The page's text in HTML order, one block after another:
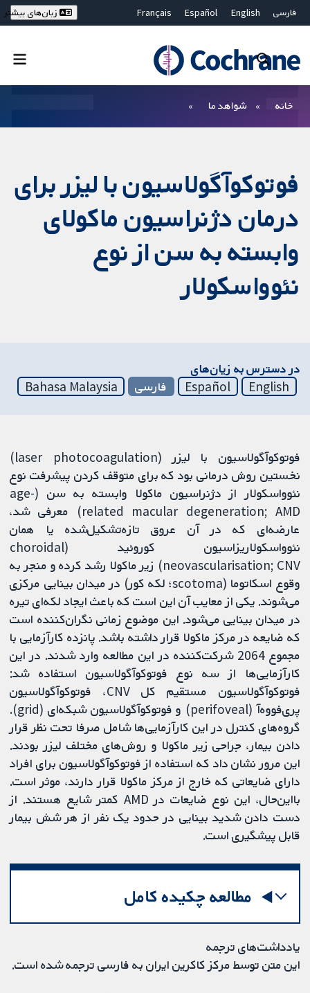
فارسی English
Español
Français
Bahasa Malaysia
ไทย
繁體中文
زبان‌های بیشتر
خانه شواهد ما
فوتوکوآگولاسیون با لیزر برای
درمان دژنراسیون ماکولای
وابسته به سن از نوع
نئوواسکولار
در دسترس به زیان‌های
English
Español فارسی Bahasa Malaysia
فوتوکوآگولاسیون با لیزر (laser photocoagulation)
نخستین روش درمانی بود که برای متوقف کردن پیشرفت نوع
نئوواسکولار از دژنراسیون ماکولا وابسته به سن (age-
related macular degeneration; AMD) معرفی شد،
عارضه‌ای که در آن عروق تازه‌تشکیل‌شده یا همان
نئوواسکولاریزاسیون کوروئید (choroidal
neovascularisation; CNV) زیر ماکولا رشد کرده و منجر به
وقوع اسکاتوما (scotoma؛ لکه کور) در میدان بینایی مرکزی
می‌شوند. یکی از معایب آن این است که باعث ایجاد لکه‌ای تیره
در میدان بینایی می‌شود. این موضوع زمانی نگران‌کننده است
که ضایعه در مرکز ماکولا قرار داشته باشد. پانزده کارآزمایی‌ با
مجموع 2064 شرکت‌کننده در این مطالعه وارد شدند. در این
کارآزمایی‌ها از سه نوع فوتوکوآگولاسیون استفاده شد:
فوتوکوآگولاسیون مستقیم کل CNV، فوتوکوآگولاسیون
پری‌فووه‌آ (perifoveal) و فوتوکوآگولاسیون شبکه‌ای (grid).
گروه‌های کنترل در این کارآزمایی‌ها شامل صرفا تحت نظر قرار
دادن بیمار، جراحی زیر ماکولا و روش‌های مختلف لیزر بودند.
این مرور نشان داد که استفاده از فوتوکوآگولاسیون برای افراد
دارای ضایعاتی که خارج از مرکز ماکولا قرار دارند، موثر است.
بااین‌حال، این نوع ضایعات در AMD کمتر شایع هستند. از
دست دادن شدید بینایی در حدود یک نفر از هر شش بیمار
قابل پیشگیری است.
مطالعه چکیده کامل
یادداشت‌های ترجمه
این متن توسط مرکز کاکرین ایران به فارسی ترجمه شده است.